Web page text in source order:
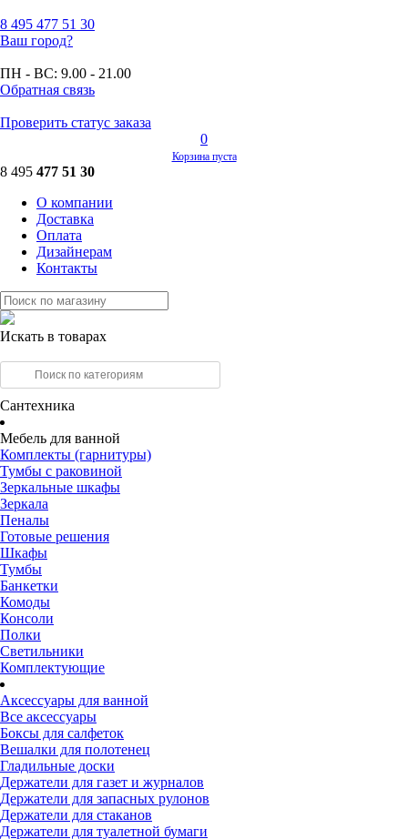
8 495 477 51 30
Ваш город?
ПН - ВС: 9.00 - 21.00
Обратная связь
Проверить статус заказа
0
Корзина пуста
8 495 477 51 30
О компании
Доставка
Оплата
Дизайнерам
Контакты
Искать в товарах
Сантехника
Мебель для ванной
Комплекты (гарнитуры)
Тумбы с раковиной
Зеркальные шкафы
Зеркала
Пеналы
Готовые решения
Шкафы
Тумбы
Банкетки
Комоды
Консоли
Полки
Светильники
Комплектующие
Аксессуары для ванной
Все аксессуары
Боксы для салфеток
Вешалки для полотенец
Гладильные доски
Держатели для газет и журналов
Держатели для запасных рулонов
Держатели для стаканов
Держатели для туалетной бумаги